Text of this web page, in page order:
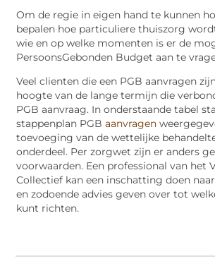
Om de regie in eigen hand te kunnen
bepalen hoe particuliere thuiszorg
wie en op welke momenten is er de
PersoonsGebonden Budget aan te
Veel clienten die een PGB aanvragen
hoogte van de lange termijn die
PGB aanvraag. In onderstaande tabel
stappenplan PGBaanvragen
toevoeging van de wettelijke
onderdeel. Per zorgwet zijn er anders
voorwaarden. Een professional van het
Collectief kan een inschatting doen
en zodoende advies geven over tot
kunt richten.